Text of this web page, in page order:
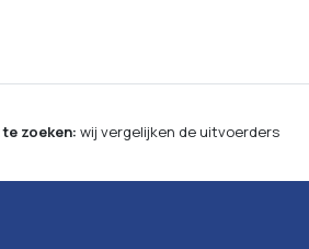
zoeken: wij vergelijken de uitvoerders